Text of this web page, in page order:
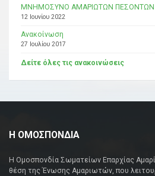
ΜΝΗΜΟΣΥΝΟ ΑΜΑΡΙΩΤΩΝ ΠΕΣΟΝΤΩΝ
12 Ιουνίου 2022
Ανακοίνωση
27 Ιουλίου 2017
Δείτε όλες τις ανακοινώσεις
Η ΟΜΟΣΠΟΝΔΙΑ
Η Ομοσπονδία Σωματείων Επαρχίας
θέση της Ένωσης Αμαριωτών, που